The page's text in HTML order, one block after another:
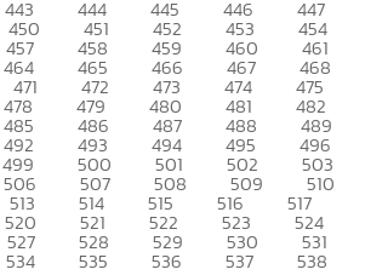
443 444 445 446 447
450 451 452 453 454
457 458 459 460 461
464 465 466 467 468
471 472 473 474 475
478 479 480 481 482
485 486 487 488 489
492 493 494 495 496
499 500 501 502 503
506 507 508 509 510
513 514 515 516 517
520 521 522 523 524
527 528 529 530 531
534 535 536 537 538